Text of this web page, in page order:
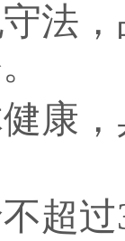
守法
健康
超过